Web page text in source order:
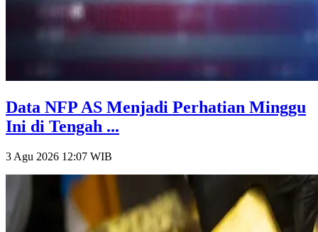
Data NFP AS Menjadi Perhatian Minggu
Ini di Tengah ...
3 Agu 2026 12:07 WIB